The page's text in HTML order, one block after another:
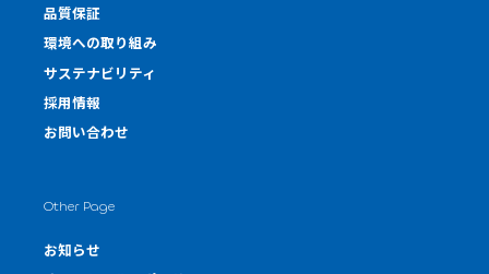
品質保証
環境への取り組み
サステナビリティ
採用情報
お問い合わせ
Other Page
お知らせ